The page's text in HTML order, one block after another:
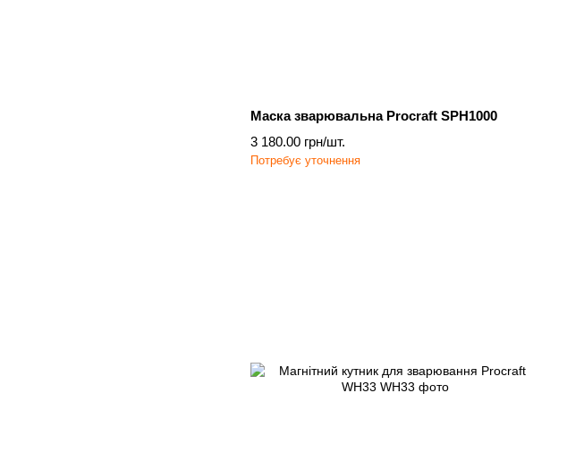
Маска зварювальна Procraft SPH1000
3 180.00 грн/шт.
Потребує уточнення